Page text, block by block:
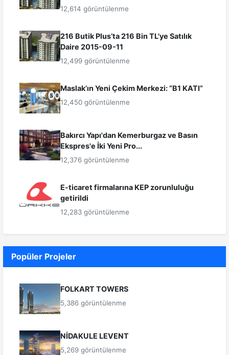
12,614 görüntülenme
216 Butik Plus’ta 216 Bin TL'ye Satılık
Daire 2015-09-11
12,499 görüntülenme
Maslak’ın Yeni Çekim Merkezi: “B1 KATI”
12,450 görüntülenme
Bakırcı Yapı'dan Kemerburgaz ve Basın
Ekspres'e İki Yeni Pro...
12,376 görüntülenme
E-ticaret firmalarına KEP zorunluluğu
getirildi
12,283 görüntülenme
Popüler Projeler
FOLKART TOWERS
5,386 görüntülenme
NİDAKULE LEVENT
5,269 görüntülenme